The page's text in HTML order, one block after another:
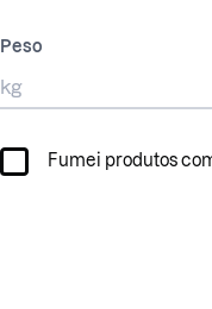
Peso
Fumei produtos